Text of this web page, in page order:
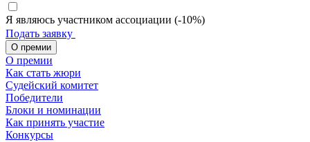
Я являюсь участником ассоциации (-10%)
Подать заявку
О премии
О премии
Как стать жюри
Судейский комитет
Победители
Блоки и номинации
Как принять участие
Конкурсы